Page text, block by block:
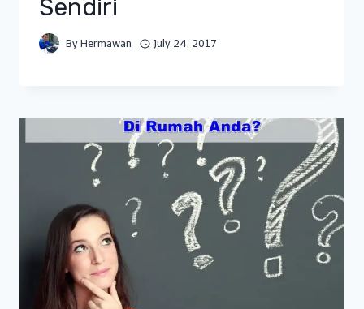
Sendiri
By Hermawan July 24, 2017